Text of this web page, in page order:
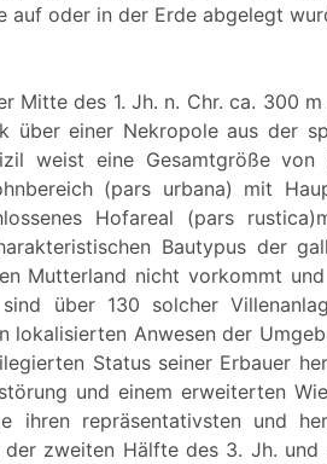
auf oder in der Erde abgelegt
Mitte des 1. Jh. n. Chr. ca. 300
über einer Nekropole aus der
weist eine Gesamtgröße
(pars urbana) mit
Hofareal (pars
Bautypus der
Mutterland nicht vorkommt
über 130 solcher
lokalisierten Anwesen der
Status seiner Erbauer
und einem erweiterten
ihren repräsentativsten und
der zweiten Hälfte des 3. Jh.